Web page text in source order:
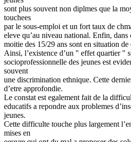
sont plus souvent non diplmes que la
touchees
par le sous-emploi et un fort taux de
eleve qu’au niveau national. Enfin, dans
moitie des 15/29 ans sont en situation de
Ainsi, l’existence d’un " effet quartier "
socioprofessionnelle des jeunes est
souvent
une discrimination ethnique. Cette
d’etre approfondie.
Le constat est egalement fait de la
educatifs a repondre aux problemes
jeunes.
Cette difficulte touche plus largement
mises en